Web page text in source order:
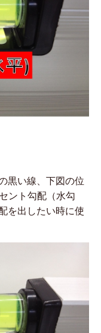
黒い線、下図の位
ント勾配（水勾
を出したい時に使